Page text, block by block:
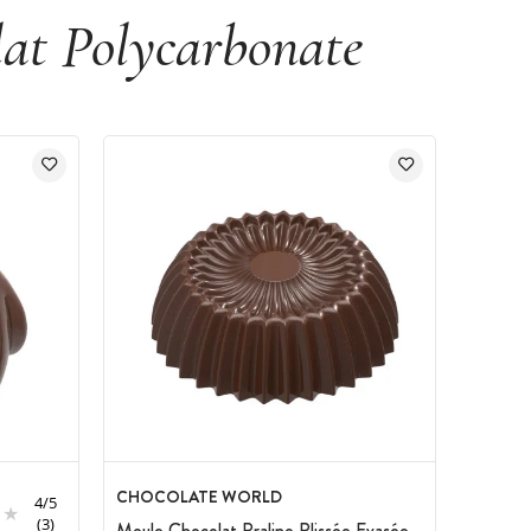
Polycarbonate
4/5
(3)
CHOCOLATE WORLD